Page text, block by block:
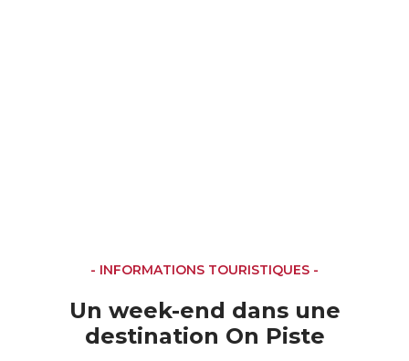
- INFORMATIONS TOURISTIQUES -
Un week-end dans une
destination On Piste